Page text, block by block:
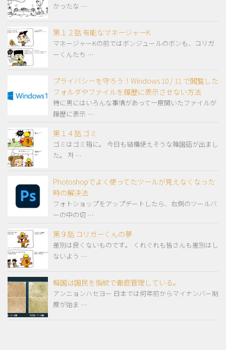
かったな …
第１２話 有能なマネージャーK
マネージャーKの前ではボンジュールのボンも、コリガ
ーくんたち …
プライバシーを守ろう！Windows 10 / 11 で閲覧した
フォルダやファイルを履歴に表示させない方法
特に男にはいろんな事情があって一度開いたファイルが
履歴に表示 …
第１４話 ゴミ
ゴミはゴミ箱に。 今日も結構使えそうな韓国語が出まし
た。 저 …
Photoshopでよく使ってたツールが見えなくなった
時の解決法
フォトショップをアップデートしたら、右側のツールバ
ーの中の切 …
第９話 コリガーくんの夢
差別は良くないものです。 くれぐれも皆さんも差別はし
ないよう …
韓国は国民を指紋で徹底管理している。
アンニョンハセヨー 日本では何年前からマイナンバー制
度が始ま …